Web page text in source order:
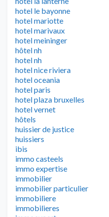
hotel le bayonne
hotel mariotte
hotel marivaux
hotel meininger
hôtel nh
hotel nh
hotel nice riviera
hotel oceania
hotel paris
hotel plaza bruxelles
hotel vernet
hôtels
huissier de justice
huissiers
ibis
immo casteels
immo expertise
immobilier
immobilier particulier
immobiliere
immobilieres